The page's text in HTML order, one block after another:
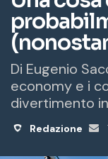
a
i
l